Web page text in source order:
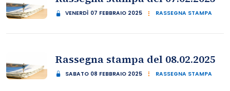
VENERDÌ 07 FEBBRAIO 2025 RASSEGNA STAMPA
Rassegna stampa del 08.02.2025
SABATO 08 FEBBRAIO 2025 RASSEGNA STAMPA